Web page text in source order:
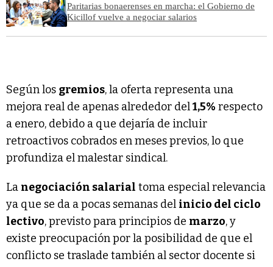
Paritarias bonaerenses en marcha: el Gobierno de
Kicillof vuelve a negociar salarios
Según los gremios, la oferta representa una
mejora real de apenas alrededor del1,5% respecto
a enero, debido a que dejaría de incluir
retroactivos cobrados en meses previos, lo que
profundiza el malestar sindical.
La negociación salarial toma especial relevancia
ya que se da a pocas semanas del inicio del ciclo
lectivo, previsto para principios de marzo, y
existe preocupación por la posibilidad de que el
conflicto se traslade también al sector docente si